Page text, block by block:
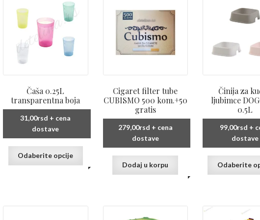
Čaša 0.25L
transparentna boja
31,00rsd + cena
dostave
Odaberite opcije
Opcije
Cigaret filter tube
CUBISMO 500 kom.+50
gratis
279,00rsd + cena
dostave
Dodaj u korpu
Činija za
ljubimce
0.5L
99,00rsd +
dostave
Odaberite